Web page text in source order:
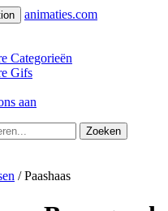
animaties.com
Categorieën
Gifs
aan
Zoeken
/ Paashaas